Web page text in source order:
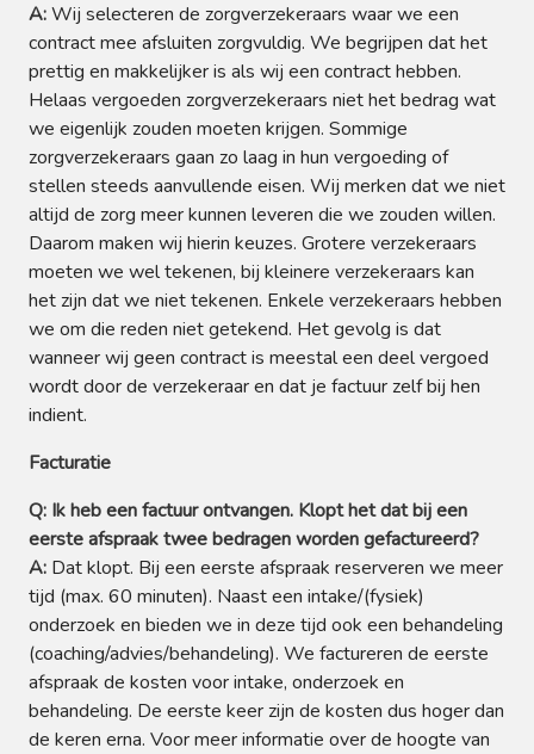
A:Wij selecteren de zorgverzekeraars waar we een
contract mee afsluiten zorgvuldig. We begrijpen dat het
prettig en makkelijker is als wij een contract hebben.
Helaas vergoeden zorgverzekeraars niet het bedrag wat
we eigenlijk zouden moeten krijgen. Sommige
zorgverzekeraars gaan zo laag in hun vergoeding of
stellen steeds aanvullende eisen. Wij merken dat we niet
altijd de zorg meer kunnen leveren die we zouden willen.
Daarom maken wij hierin keuzes. Grotere verzekeraars
moeten we wel tekenen, bij kleinere verzekeraars kan
het zijn dat we niet tekenen. Enkele verzekeraars hebben
we om die reden niet getekend. Het gevolg is dat
wanneer wij geen contract is meestal een deel vergoed
wordt door de verzekeraar en dat je factuur zelf bij hen
indient.
Facturatie
Q: Ik heb een factuur ontvangen. Klopt het dat bij een
eerste afspraak twee bedragen worden gefactureerd?
A: Dat klopt. Bij een eerste afspraak reserveren we meer
tijd (max. 60 minuten). Naast een intake/(fysiek)
onderzoek en bieden we in deze tijd ook een behandeling
(coaching/advies/behandeling). We factureren de eerste
afspraak de kosten voor intake, onderzoek en
behandeling. De eerste keer zijn de kosten dus hoger dan
de keren erna. Voor meer informatie over de hoogte van